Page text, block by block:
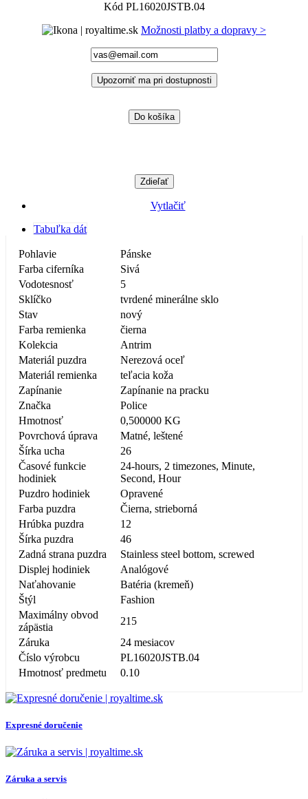
Kód PL16020JSTB.04
Možnosti platby a dopravy >
Upozorniť ma pri dostupnosti
Do košíka
Zdieľať
Vytlačiť
Tabuľka dát
Pohlavie
Pánske
Farba ciferníka
Sivá
Vodotesnosť
5
Sklíčko
tvrdené minerálne sklo
Stav
nový
Farba remienka
čierna
Kolekcia
Antrim
Materiál puzdra
Nerezová oceľ
Materiál remienka
teľacia koža
Zapínanie
Zapínanie na pracku
Značka
Police
Hmotnosť
0,500000 KG
Povrchová úprava
Matné, leštené
Šírka ucha
26
Časové funkcie
hodiniek
24-hours, 2 timezones, Minute,
Second, Hour
Puzdro hodiniek
Opravené
Farba puzdra
Čierna, strieborná
Hrúbka puzdra
12
Šírka puzdra
46
Zadná strana puzdra
Stainless steel bottom, screwed
Displej hodiniek
Analógové
Naťahovanie
Batéria (kremeň)
Štýl
Fashion
Maximálny obvod
zápästia
215
Záruka
24 mesiacov
Číslo výrobcu
PL16020JSTB.04
Hmotnosť predmetu
0.10
Expresné doručenie
Záruka a servis